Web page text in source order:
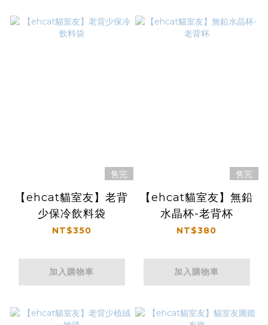
售完
【ehcat貓室友】老背
少保冷飲料袋
NT$350
加入購物車
售完
【ehcat貓室友】無鉛
水晶杯-老背杯
NT$380
加入購物車